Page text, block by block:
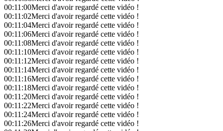
00:11:00Merci d'avoir regardé cette vidéo !
00:11:02Merci d'avoir regardé cette vidéo !
00:11:04Merci d'avoir regardé cette vidéo !
00:11:06Merci d'avoir regardé cette vidéo !
00:11:08Merci d'avoir regardé cette vidéo !
00:11:10Merci d'avoir regardé cette vidéo !
00:11:12Merci d'avoir regardé cette vidéo !
00:11:14Merci d'avoir regardé cette vidéo !
00:11:16Merci d'avoir regardé cette vidéo !
00:11:18Merci d'avoir regardé cette vidéo !
00:11:20Merci d'avoir regardé cette vidéo !
00:11:22Merci d'avoir regardé cette vidéo !
00:11:24Merci d'avoir regardé cette vidéo !
00:11:26Merci d'avoir regardé cette vidéo !